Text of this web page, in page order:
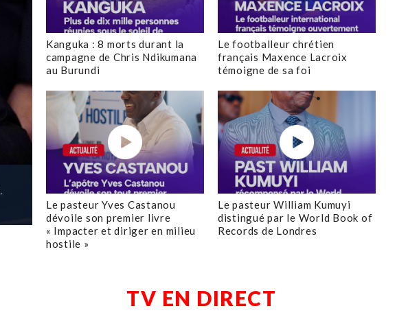
Kanguka : 8 morts durant la
campagne de Chris Ndikumana
au Burundi
Le footballeur chrétien
français Maxence Lacroix
témoigne de sa foi
Le pasteur Yves Castanou
dévoile son premier livre
« Impacter et diriger en milieu
hostile »
Le pasteur William Kumuyi
distingué par le World Book of
Records de Londres
TV EN DIRECT